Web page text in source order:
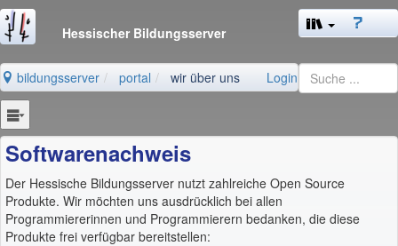
Hessischer Bildungsserver
bildungsserver portal wir über uns Login
Softwarenachweis
Der Hessische Bildungsserver nutzt zahlreiche Open Source
Produkte. Wir möchten uns ausdrücklich bei allen
Programmiererinnen und Programmierern bedanken, die diese
Produkte frei verfügbar bereitstellen: